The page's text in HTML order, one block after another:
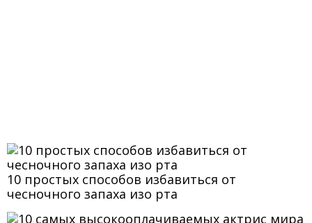
10 простых способов избавиться от
чесночного запаха изо рта